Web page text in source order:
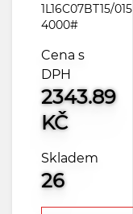
1L16C07BT15/015
4000#
Cena s
DPH
2343.89
KČ
Skladem
26